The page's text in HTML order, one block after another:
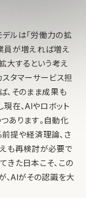
ルは「労働力の拡
員が増えれば増え
大するという考え
スタマーサービス担
、そのまま成果も
現在、AIやロボット
あります。自動化
提や経済理論、さ
も再検討が必要で
きた日本こそ、この
、AIがその認識を大